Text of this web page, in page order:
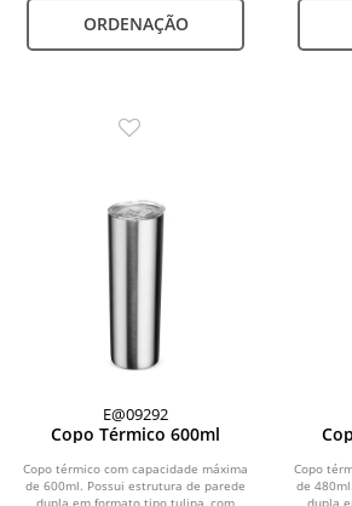
ORDENAÇÃO
E@09292
Copo Térmico 600ml
Copo térmico com capacidade máxima
de 600ml. Possui estrutura de parede
dupla em formato tipo tulipa, com
Copo
de
dupla